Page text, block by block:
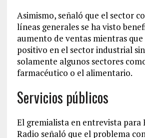
Asimismo, señaló que el sector
líneas generales se ha visto
aumento de ventas mientras
positivo en el sector industrial
solamente algunos sectores
farmacéutico o el alimentario.
Servicios públicos
El gremialista en entrevista para
Radio señaló que el problema